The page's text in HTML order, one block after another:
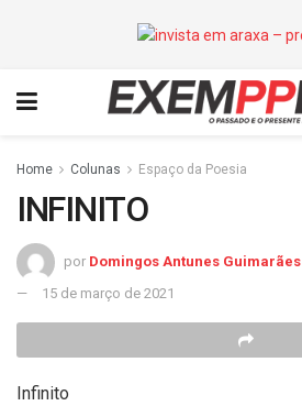
Home Colunas Espaço da Poesia
INFINITO
por Domingos Antunes Guimarães
15 de março de 2021
Infinito